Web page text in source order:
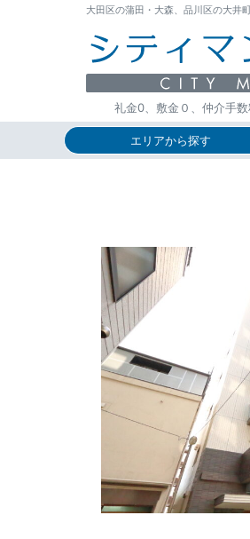
礼金0、敷金０、仲介手
大田区の蒲田・大森、品川区の大井
エリアから探す